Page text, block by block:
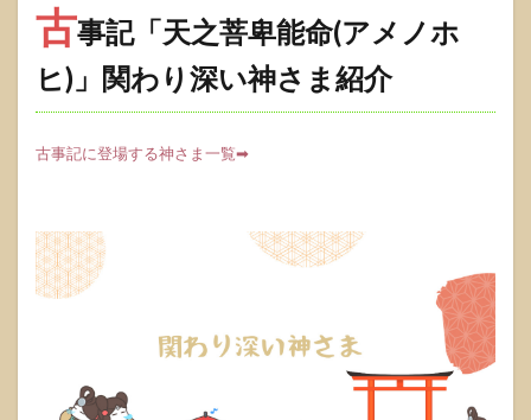
古事記「天之菩卑能命(アメノホ
ヒ)」関わり深い神さま紹介
古事記に登場する神さま一覧➡